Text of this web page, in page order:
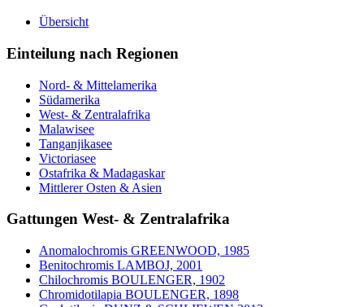
Übersicht
Einteilung nach Regionen
Nord- & Mittelamerika
Südamerika
West- & Zentralafrika
Malawisee
Tanganjikasee
Victoriasee
Ostafrika & Madagaskar
Mittlerer Osten & Asien
Gattungen West- & Zentralafrika
Anomalochromis GREENWOOD, 1985
Benitochromis LAMBOJ, 2001
Chilochromis BOULENGER, 1902
Chromidotilapia BOULENGER, 1898